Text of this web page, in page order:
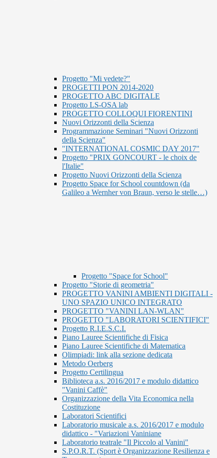
Progetto "Mi vedete?"
PROGETTI PON 2014-2020
PROGETTO ABC DIGITALE
Progetto LS-OSA lab
PROGETTO COLLOQUI FIORENTINI
Nuovi Orizzonti della Scienza
Programmazione Seminari "Nuovi Orizzonti
della Scienza"
"INTERNATIONAL COSMIC DAY 2017"
Progetto "PRIX GONCOURT - le choix de
l'Italie"
Progetto Nuovi Orizzonti della Scienza
Progetto Space for School countdown (da
Galileo a Wernher von Braun, verso le stelle…)
Progetto "Space for School"
Progetto "Storie di geometria"
PROGETTO VANINI AMBIENTI DIGITALI -
UNO SPAZIO UNICO INTEGRATO
PROGETTO "VANINI LAN-WLAN"
PROGETTO "LABORATORI SCIENTIFICI"
Progetto R.I.E.S.C.I.
Piano Lauree Scientifiche di Fisica
Piano Lauree Scientifiche di Matematica
Olimpiadi: link alla sezione dedicata
Metodo Oerberg
Progetto Certilingua
Biblioteca a.s. 2016/2017 e modulo didattico
"Vanini Caffè"
Organizzazione della Vita Economica nella
Costituzione
Laboratori Scientifici
Laboratorio musicale a.s. 2016/2017 e modulo
didattico - "Variazioni Vaniniane
Laboratorio teatrale "Il Piccolo al Vanini"
S.P.O.R.T. (Sport è Organizzazione Resilienza e